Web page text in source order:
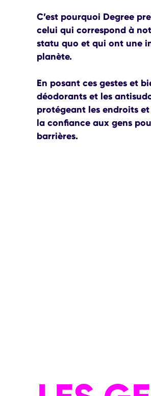
C’est pourquoi Degree
celui qui correspond à
statu quo et qui ont une
planète.
En posant ces gestes et
déodorants et les
protégeant les endroits
la confiance aux gens
barrières.